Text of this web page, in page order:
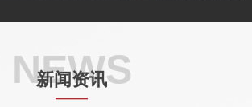
NEWS
新闻资讯
——